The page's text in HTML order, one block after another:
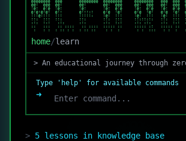
@@@@@@@@  @@@       @@@@@@@@  @@@@@@@@     @@@@@@@@   @@@  @@@
@@!  @@@  @@!       @@!       @@!  @@@     @@!  @@@   @@!
!@!  @!@  !@!       !@!       !@!  @!@     !@!  @!@   !@!
@!@!@!@!  @!!       @!!!:!    @!@  !@!     @!@  !@!   @!@
!!!@!!!!  !!!       !!!!!:    !@!  !!!     !@!  !!!   !@!
!!:  !!!  !!:       !!:       !!:  !!!     !!:!!:!:   !!:
:!:  !:!   :!:      :!:       :!:  !:!     :!: :!:    :!:
::   :::   :: ::::   :: ::::  ::::: ::     ::::: :!   :::::
:   : :  : :: : :  : :: ::    : :  :       : :  :::   : :
home/learn
> An educational journey through
Type 'help' for available commands
➜
> 5 lessons in knowledge base